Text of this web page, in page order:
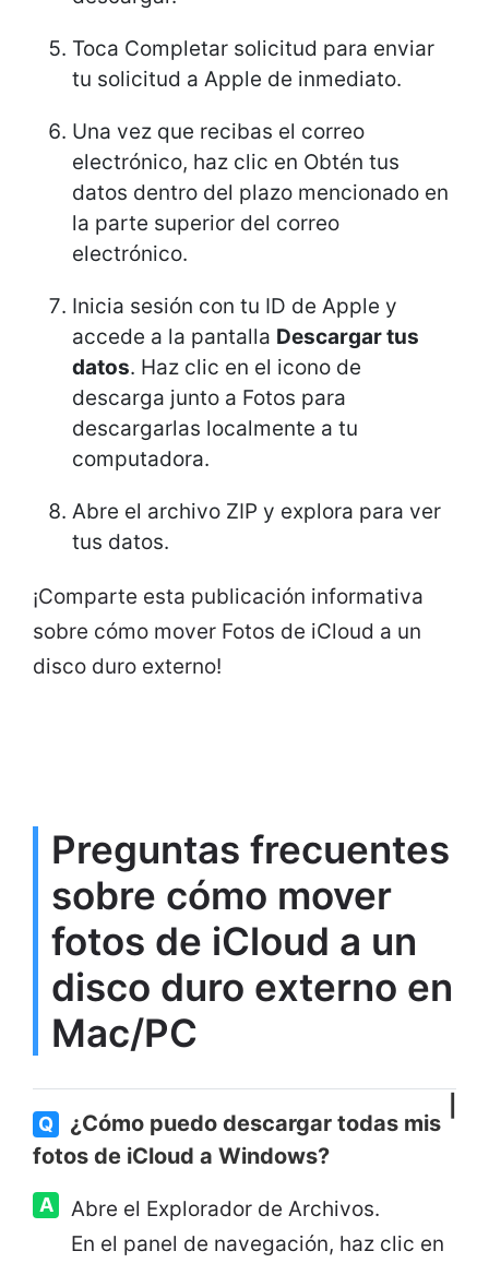
Toca Completar solicitud para enviar
tu solicitud a Apple de inmediato.
Una vez que recibas el correo
electrónico, haz clic en Obtén tus
datos dentro del plazo mencionado en
la parte superior del correo
electrónico.
Inicia sesión con tu ID de Apple y
accede a la pantalla Descargar tus
datos. Haz clic en el icono de
descarga junto a Fotos para
descargarlas localmente a tu
computadora.
Abre el archivo ZIP y explora para ver
tus datos.
¡Comparte esta publicación informativa
sobre cómo mover Fotos de iCloud a un
disco duro externo!
Preguntas frecuentes
sobre cómo mover
fotos de iCloud a un
disco duro externo en
Mac/PC
Q
¿Cómo puedo descargar todas mis
fotos de iCloud a Windows?
A
Abre el Explorador de Archivos.
En el panel de navegación, haz clic en